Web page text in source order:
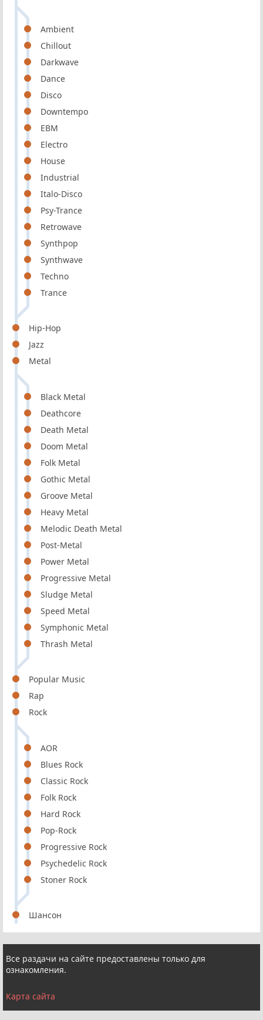
Ambient
Chillout
Darkwave
Dance
Disco
Downtempo
EBM
Electro
House
Industrial
Italo-Disco
Psy-Trance
Retrowave
Synthpop
Synthwave
Techno
Trance
Hip-Hop
Jazz
Metal
Black Metal
Deathcore
Death Metal
Doom Metal
Folk Metal
Gothic Metal
Groove Metal
Heavy Metal
Melodic Death Metal
Post-Metal
Power Metal
Progressive Metal
Sludge Metal
Speed Metal
Symphonic Metal
Thrash Metal
Popular Music
Rap
Rock
AOR
Blues Rock
Classic Rock
Folk Rock
Hard Rock
Pop-Rock
Progressive Rock
Psychedelic Rock
Stoner Rock
Шансон
Все раздачи на сайте предоставлены только для
ознакомления.
Карта сайта